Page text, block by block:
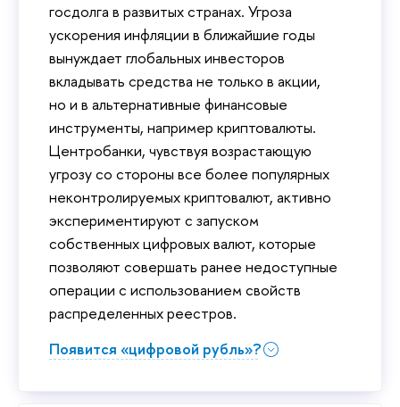
госдолга в развитых странах. Угроза
ускорения инфляции в ближайшие годы
вынуждает глобальных инвесторов
вкладывать средства не только в акции,
но и в альтернативные финансовые
инструменты, например криптовалюты.
Центробанки, чувствуя возрастающую
угрозу со стороны все более популярных
неконтролируемых криптовалют, активно
экспериментируют с запуском
собственных цифровых валют, которые
позволяют совершать ранее недоступные
операции с использованием свойств
распределенных реестров.
Появится «цифровой рубль»?